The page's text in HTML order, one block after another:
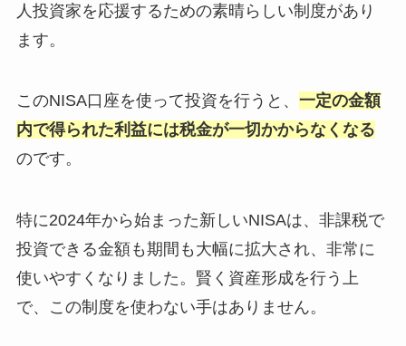
人投資家を応援するための素晴らしい制度があり
ます。
このNISA口座を使って投資を行うと、 一定の金額
内で得られた利益には税金が一切かからなくなる
のです。
特に2024年から始まった新しいNISAは、非課税で
投資できる金額も期間も大幅に拡大され、非常に
使いやすくなりました。賢く資産形成を行う上
で、この制度を使わない手はありません。